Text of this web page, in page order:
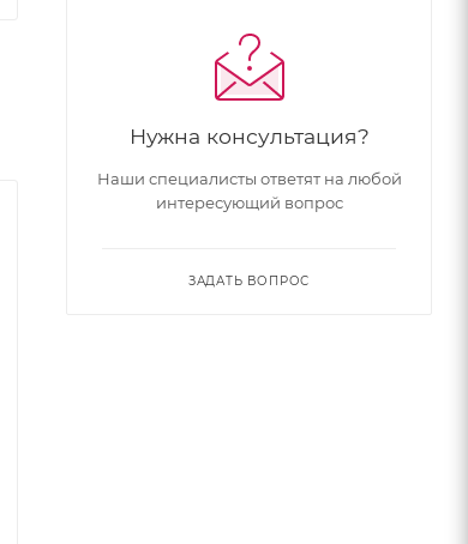
Нужна консультация?
Наши специалисты ответят на любой
интересующий вопрос
ЗАДАТЬ ВОПРОС